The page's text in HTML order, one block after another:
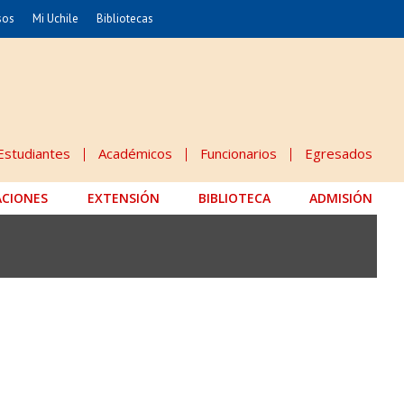
Economía y Negocios
Mi Uchile Bibliotecas
Académicos Funcionarios Egresados
EXTENSIÓN BIBLIOTECA ADMISIÓN